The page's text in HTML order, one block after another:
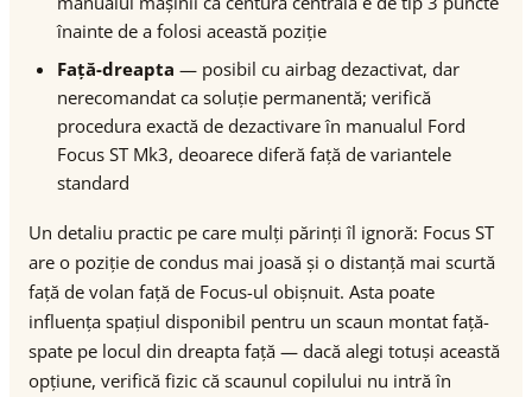
înainte de a folosi această poziție
Față-dreapta — posibil cu airbag dezactivat, dar
nerecomandat ca soluție permanentă; verifică
procedura exactă de dezactivare în manualul Ford
Focus ST Mk3, deoarece diferă față de variantele
standard
Un detaliu practic pe care mulți părinți îl ignoră: Focus ST
are o poziție de condus mai joasă și o distanță mai scurtă
față de volan față de Focus-ul obișnuit. Asta poate
influența spațiul disponibil pentru un scaun montat față-
spate pe locul din dreapta față — dacă alegi totuși această
opțiune, verifică fizic că scaunul copilului nu intră în